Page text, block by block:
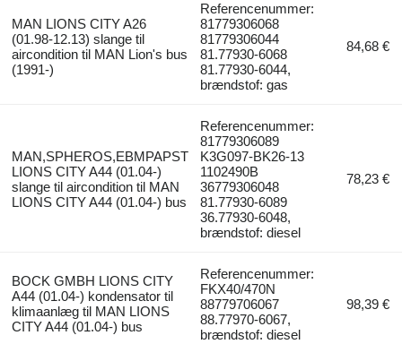
MAN LIONS CITY A26
(01.98-12.13) slange til
aircondition til MAN Lion's bus
(1991-)
Referencenummer:
81779306068
81779306044
81.77930-6068
81.77930-6044,
brændstof: gas
84,68 €
MAN,SPHEROS,EBMPAPST
LIONS CITY A44 (01.04-)
slange til aircondition til MAN
LIONS CITY A44 (01.04-) bus
Referencenummer:
81779306089
K3G097-BK26-13
1102490B
36779306048
81.77930-6089
36.77930-6048,
brændstof: diesel
78,23 €
BOCK GMBH LIONS CITY
A44 (01.04-) kondensator til
klimaanlæg til MAN LIONS
CITY A44 (01.04-) bus
Referencenummer:
FKX40/470N
88779706067
88.77970-6067,
brændstof: diesel
98,39 €